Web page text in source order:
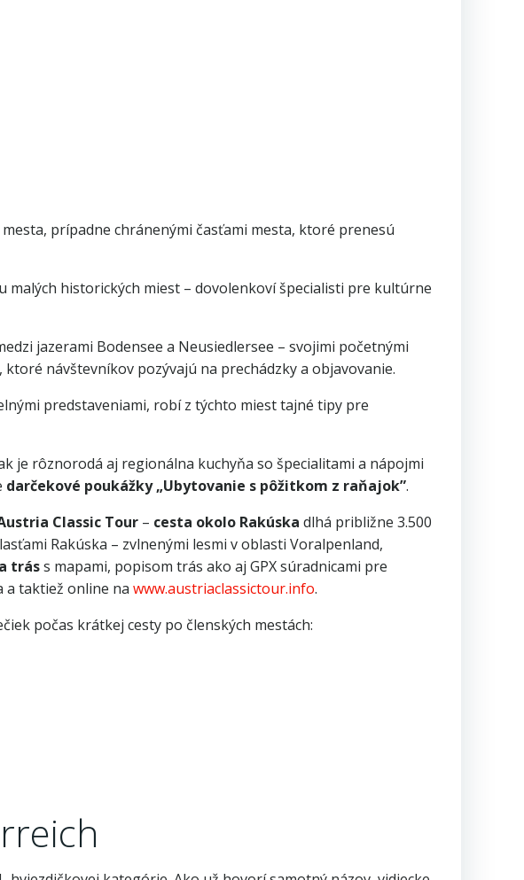
prípadne chránenými časťami mesta, ktoré prenesú
malých historických miest – dovolenkoví špecialisti pre kultúrne
jazerami Bodensee a Neusiedlersee – svojimi početnými
, ktoré návštevníkov pozývajú na prechádzky a objavovanie.
predstaveniami, robí z týchto miest tajné tipy pre
je rôznorodá aj regionálna kuchyňa so špecialitami a nápojmi
darčekové poukážky „Ubytovanie s pôžitkom z raňajok”.
Classic Tour – cesta okolo Rakúska dlhá približne 3.500
Rakúska – zvlnenými lesmi v oblasti Voralpenland,
tráss mapami, popisom trás ako aj GPX súradnicami pre
a taktiež online na www.austriaclassictour.info.
počas krátkej cesty po členských mestách: